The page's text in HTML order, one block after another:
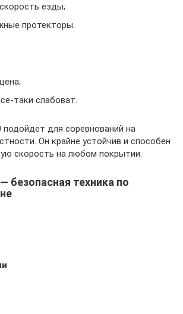
езды;
протекторы.
таки слабоват.
подойдет для соревнований на
Он крайне устойчив и способен
скорость на любом покрытии.
безопасная техника по